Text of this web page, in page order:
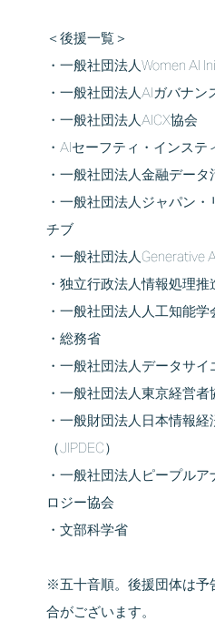
＜後援一覧＞
・一般社団法人Women AI
・一般社団法人AIガバナン
・一般社団法人AICX協会
・AIセーフティ・インステ
・一般社団法人金融データ
・一般社団法人ジャパン
チブ
・一般社団法人Generative
・独立行政法人情報処理推
・一般社団法人人工知能学
・総務省
・一般社団法人データサ
・一般社団法人東京経営
・一般財団法人日本情報
（JIPDEC）
・一般社団法人ピープル
ロジー協会
・文部科学省
※五十音順。後援団体は
合がございます。